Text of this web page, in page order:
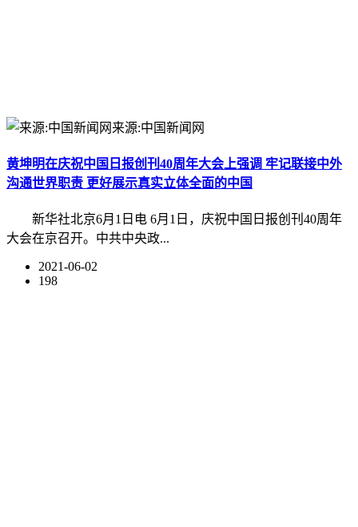
来源:中国新闻网
黄坤明在庆祝中国日报创刊40周年大会上强调 牢记联接中外
沟通世界职责 更好展示真实立体全面的中国
新华社北京6月1日电 6月1日，庆祝中国日报创刊40周年
大会在京召开。中共中央政...
2021-06-02
198